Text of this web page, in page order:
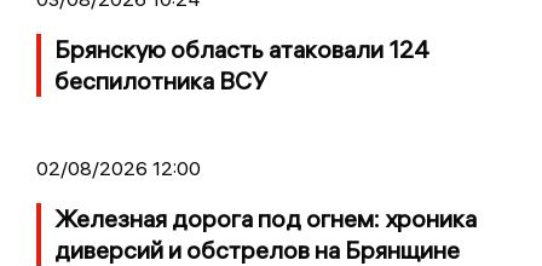
Брянскую область атаковали 124
беспилотника ВСУ
02/08/2026 12:00
Железная дорога под огнем: хроника
диверсий и обстрелов на Брянщине